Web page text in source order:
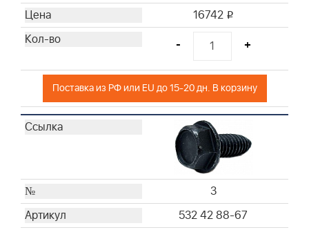
16742 i
- +
Поставка из РФ или EU до 15-20 дн. В корзину
3
532 42 88-67